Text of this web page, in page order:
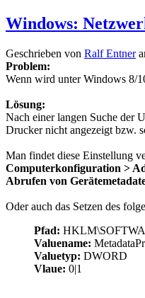
Windows:
Geschrieben von Ralf Entner
Problem:
Wenn wird unter Windows 8/
Lösung:
Nach einer langen Suche der
Drucker nicht angezeigt bzw.
Man findet diese Einstellung
Computerkonfiguration >
Abrufen von
Oder auch das Setzen des
Pfad:
Valuename:
Valuetyp: DWORD
Vlaue: 0|1